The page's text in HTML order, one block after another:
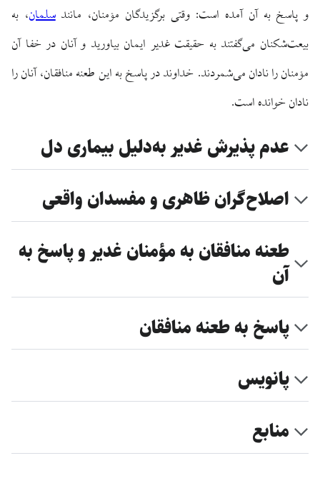
و پاسخ به آن آمده است: وقتی برگزیدگان مؤمنان، مانندسلمان، به
بیعت‌شکنان می‌گفتند به حقیقت غدیر ایمان بیاورید و آنان در خفا آن
مؤمنان را نادان می‌شمردند. خداوند در پاسخ به این طعنه منافقان، آنان را
نادان خوانده است.
عدم پذیرش غدیر به‌دلیل بیماری دل
اصلاح‌گران ظاهری و مفسدان واقعی
طعنه منافقان به مؤمنان غدیر و پاسخ به
آن
پاسخ به طعنه منافقان
پانویس
منابع